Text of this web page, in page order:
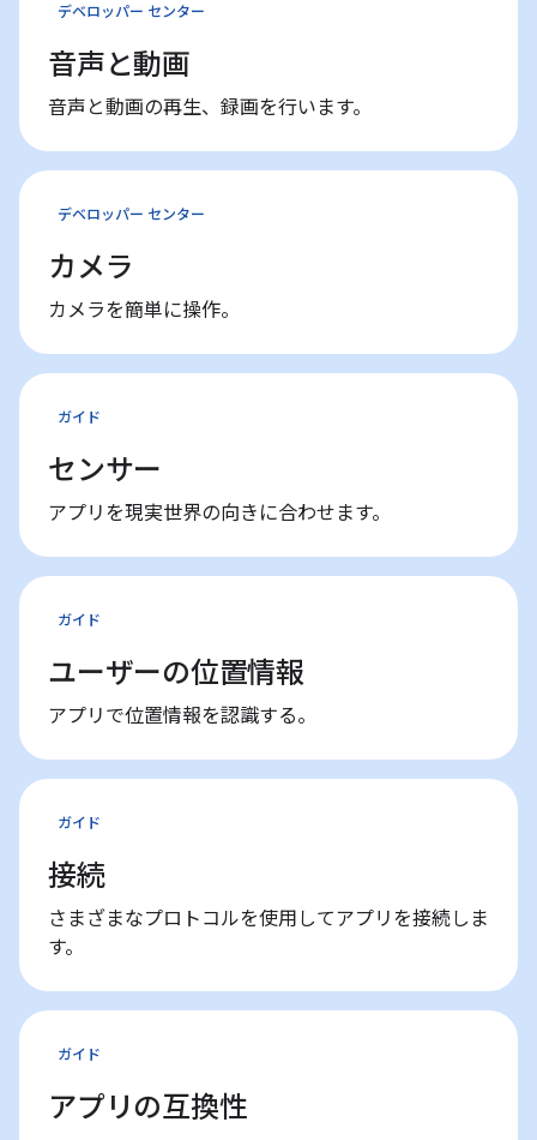
デベロッパー センター
音声と動画
音声と動画の再生、録画を行います。
デベロッパー センター
カメラ
カメラを簡単に操作。
ガイド
センサー
アプリを現実世界の向きに合わせます。
ガイド
ユーザーの位置情報
アプリで位置情報を認識する。
ガイド
接続
さまざまなプロトコルを使用してアプリを接続しま
す。
ガイド
アプリの互換性